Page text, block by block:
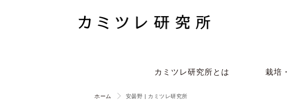
カミツレ研究所とは 栽培
ホーム 安曇野 | カミツレ研究所